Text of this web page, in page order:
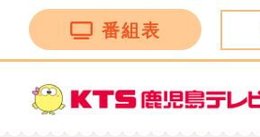
番組表
きの鹿児島あっちこっち シーズン２